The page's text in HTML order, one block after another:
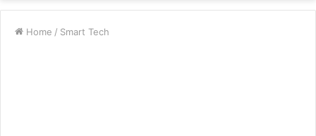
Home / Smart Tech